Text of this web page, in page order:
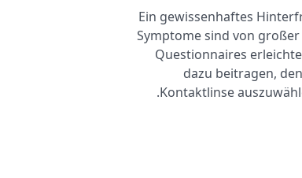
Ein gewissenhaftes
Symptome sind von
Questionnaires
dazu beitragen,
Kontaktlinse